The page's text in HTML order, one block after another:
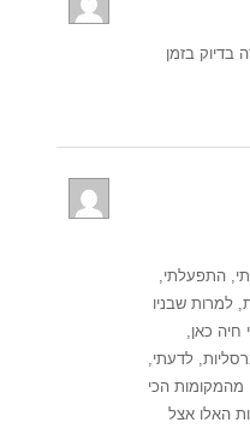
בדיוק בזמן
התפעלתי,
למרות שבניו
חיה כאן,
לדעתי,
מהמקומות הכי
האלו אצל